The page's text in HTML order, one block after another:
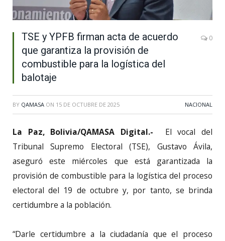
TSE y YPFB firman acta de acuerdo
que garantiza la provisión de
combustible para la logística del
balotaje
0
BY QAMASA ON 15 DE OCTUBRE DE 2025 NACIONAL
La Paz, Bolivia/QAMASA Digital.-
El vocal del
Tribunal Supremo Electoral (TSE), Gustavo Ávila,
aseguró este miércoles que está garantizada la
provisión de combustible para la logística del proceso
electoral del 19 de octubre y, por tanto, se brinda
certidumbre a la población.
“Darle certidumbre a la ciudadanía que el proceso